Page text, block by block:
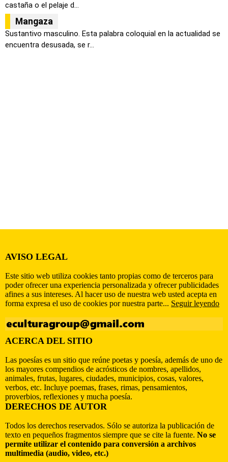
castaña o el pelaje d...
Mangaza
Sustantivo masculino. Esta palabra coloquial en la actualidad se
encuentra desusada, se r...
AVISO LEGAL
Este sitio web utiliza cookies tanto propias como de terceros para
poder ofrecer una experiencia personalizada y ofrecer publicidades
afines a sus intereses. Al hacer uso de nuestra web usted acepta en
forma expresa el uso de cookies por nuestra parte... Seguir leyendo
ACERCA DEL SITIO
Las poesías es un sitio que reúne poetas y poesía, además de uno de
los mayores compendios de acrósticos de nombres, apellidos,
animales, frutas, lugares, ciudades, municipios, cosas, valores,
verbos, etc. Incluye poemas, frases, rimas, pensamientos,
proverbios, reflexiones y mucha poesía.
DERECHOS DE AUTOR
Todos los derechos reservados. Sólo se autoriza la publicación de
texto en pequeños fragmentos siempre que se cite la fuente. No se
permite utilizar el contenido para conversión a archivos
multimedia (audio, video, etc.)